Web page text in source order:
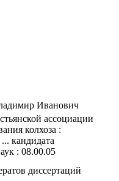
Иванович
ассоциации
колхоза :
кандидата
: 08.00.05
диссертаций